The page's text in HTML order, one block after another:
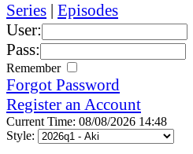
Series | Episodes
User:
Pass:
Remember
Forgot Password
Register an Account
Current Time: 08/08/2026 14:48
Style: